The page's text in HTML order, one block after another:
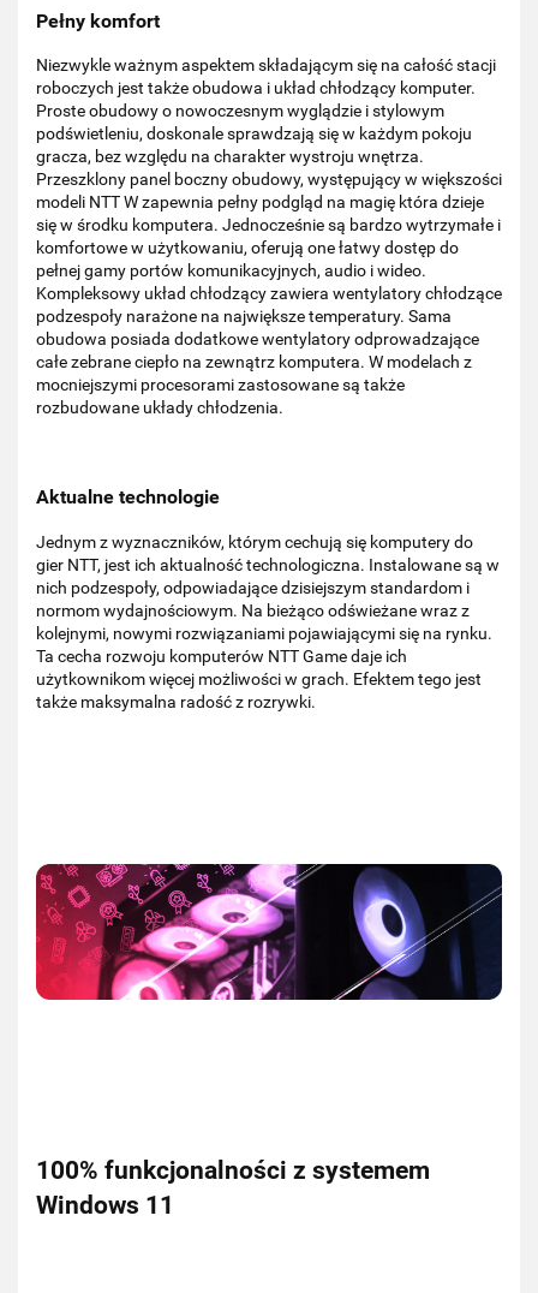
Pełny komfort
Niezwykle ważnym aspektem składającym się na całość stacji
roboczych jest także obudowa i układ chłodzący komputer.
Proste obudowy o nowoczesnym wyglądzie i stylowym
podświetleniu, doskonale sprawdzają się w każdym pokoju
gracza, bez względu na charakter wystroju wnętrza.
Przeszklony panel boczny obudowy, występujący w większości
modeli NTT W zapewnia pełny podgląd na magię która dzieje
się w środku komputera. Jednocześnie są bardzo wytrzymałe i
komfortowe w użytkowaniu, oferują one łatwy dostęp do
pełnej gamy portów komunikacyjnych, audio i wideo.
Kompleksowy układ chłodzący zawiera wentylatory chłodzące
podzespoły narażone na największe temperatury. Sama
obudowa posiada dodatkowe wentylatory odprowadzające
całe zebrane ciepło na zewnątrz komputera. W modelach z
mocniejszymi procesorami zastosowane są także
rozbudowane układy chłodzenia.
Aktualne technologie
Jednym z wyznaczników, którym cechują się komputery do
gier NTT, jest ich aktualność technologiczna. Instalowane są w
nich podzespoły, odpowiadające dzisiejszym standardom i
normom wydajnościowym. Na bieżąco odświeżane wraz z
kolejnymi, nowymi rozwiązaniami pojawiającymi się na rynku.
Ta cecha rozwoju komputerów NTT Game daje ich
użytkownikom więcej możliwości w grach. Efektem tego jest
także maksymalna radość z rozrywki.
100% funkcjonalności z systemem
Windows 11